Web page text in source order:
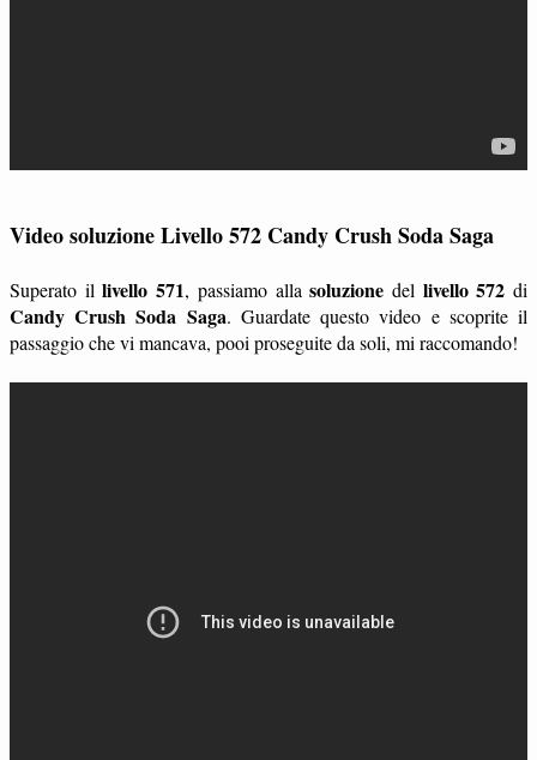
Video soluzione Livello 572 Candy Crush Soda Saga
Superato illivello 571, passiamo allasoluzione del livello 572 di
Candy Crush Soda Saga. Guardate questo video e scoprite il
passaggio che vi mancava, pooi proseguite da soli, mi raccomando!